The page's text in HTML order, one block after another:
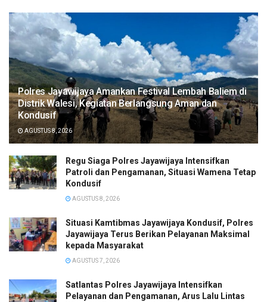
Polres Jayawijaya Amankan Festival Lembah Baliem di
Distrik Walesi, Kegiatan Berlangsung Aman dan
Kondusif
AGUSTUS 8, 2026
Regu Siaga Polres Jayawijaya Intensifkan
Patroli dan Pengamanan, Situasi Wamena Tetap
Kondusif
AGUSTUS 8, 2026
Situasi Kamtibmas Jayawijaya Kondusif, Polres
Jayawijaya Terus Berikan Pelayanan Maksimal
kepada Masyarakat
AGUSTUS 7, 2026
Satlantas Polres Jayawijaya Intensifkan
Pelayanan dan Pengamanan, Arus Lalu Lintas